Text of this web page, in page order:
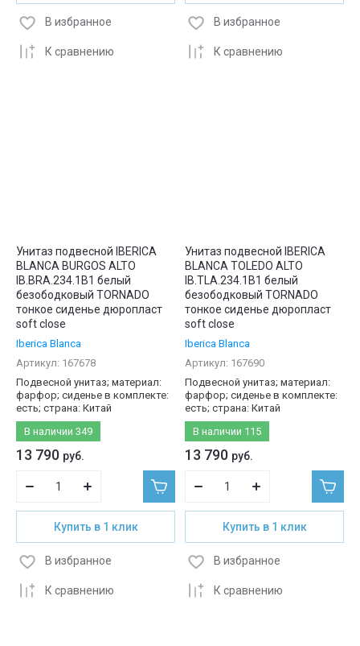
К сравнению
В избранное
К сравнению
В избранное
Унитаз подвесной IBERICA
BLANCA BURGOS ALTO
IB.BRA.234.1B1 белый
безободковый TORNADO
тонкое сиденье дюропласт
soft close
Iberica Blanca
Артикул: 167678
Подвесной унитаз; материал:
фарфор; сиденье в комплекте:
есть; страна: Китай
В наличии 349
13 790 руб.
Купить в 1 клик
К сравнению
В избранное
Унитаз подвесной IBERICA
BLANCA TOLEDO ALTO
IB.TLA.234.1B1 белый
безободковый TORNADO
тонкое сиденье дюропласт
soft close
Iberica Blanca
Артикул: 167690
Подвесной унитаз; материал:
фарфор; сиденье в комплекте:
есть; страна: Китай
В наличии 115
13 790 руб.
Купить в 1 клик
К сравнению
В избранное